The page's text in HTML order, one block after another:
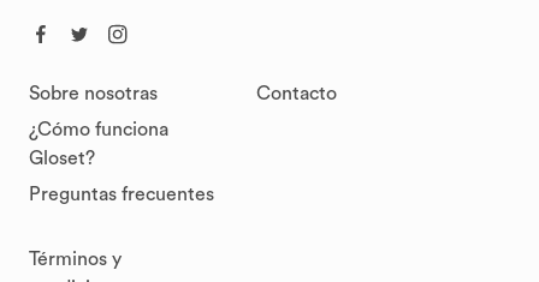
Sobre nosotras
¿Cómo funciona
Gloset?
Preguntas frecuentes
Contacto
Términos y